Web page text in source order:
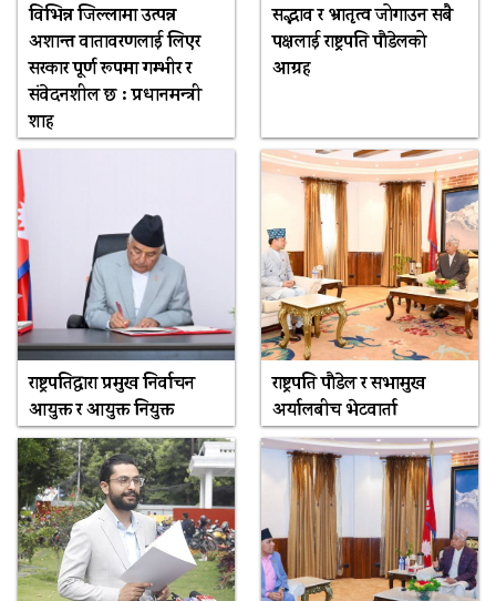
विभिन्न जिल्लामा उत्पन्न
अशान्त वातावरणलाई लिएर
सरकार पूर्ण रूपमा गम्भीर र
संवेदनशील छ : प्रधानमन्त्री
शाह
सद्भाव र भ्रातृत्व जोगाउन सबै
पक्षलाई राष्ट्रपति पौडेलको
आग्रह
राष्ट्रपतिद्वारा प्रमुख निर्वाचन
आयुक्त र आयुक्त नियुक्त
राष्ट्रपति पौडेल र सभामुख
अर्यालबीच भेटवार्ता